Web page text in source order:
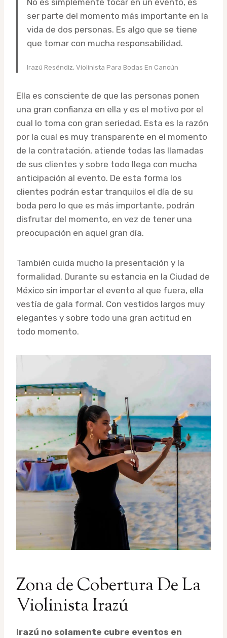
No es simplemente tocar en un evento, es
ser parte del momento más importante en la
vida de dos personas. Es algo que se tiene
que tomar con mucha responsabilidad.
Irazú Reséndiz, Violinista Para Bodas En Cancún
Ella es consciente de que las personas ponen
una gran confianza en ella y es el motivo por el
cual lo toma con gran seriedad. Esta es la razón
por la cual es muy transparente en el momento
de la contratación, atiende todas las llamadas
de sus clientes y sobre todo llega con mucha
anticipación al evento. De esta forma los
clientes podrán estar tranquilos el día de su
boda pero lo que es más importante, podrán
disfrutar del momento, en vez de tener una
preocupación en aquel gran día.
También cuida mucho la presentación y la
formalidad. Durante su estancia en la Ciudad de
México sin importar el evento al que fuera, ella
vestía de gala formal. Con vestidos largos muy
elegantes y sobre todo una gran actitud en
todo momento.
Zona de Cobertura De La
Violinista Irazú
Irazú no solamente cubre eventos en